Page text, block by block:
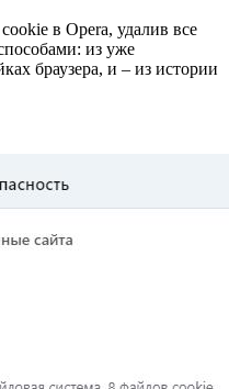
в Opera, удалив все
из уже
браузера, и – из истории